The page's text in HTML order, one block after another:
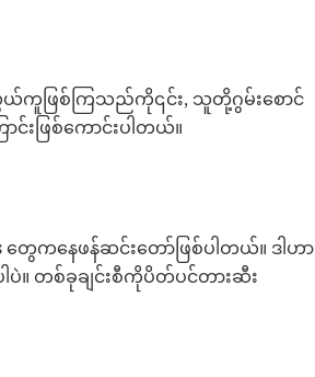
လွယ်ကူဖြစ်ကြသည်ကို၎င်း, သူတို့ဂွမ်းစောင်
းဖြစ်ကောင်းပါတယ်။
ေကနေဖန်ဆင်းတော်ဖြစ်ပါတယ်။ ဒါဟာ
။ တစ်ခုချင်းစီကိုပိတ်ပင်တားဆီး